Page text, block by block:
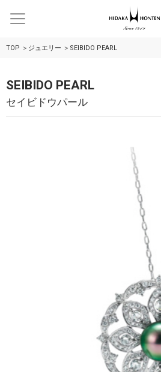
TOP ジュエリー SEIBIDO PEARL
SEIBIDO PEARL
セイビドウパール